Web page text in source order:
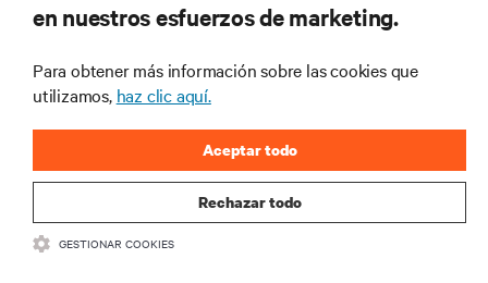
No se pierda nunca una
oferta
Regístrese en nuestra lista de correos
para recibir las últimas novedades de
productos y actualizaciones de la
industria de Vertiv.
en nuestros esfuerzos de marketing.
Para obtener más información sobre las cookies que
utilizamos, haz clic aquí.
Rechazar todo
Aceptar todo
GESTIONAR COOKIES